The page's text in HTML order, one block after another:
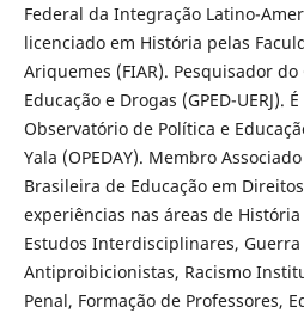
Federal da Integração Latino-
licenciado em História pelas
Ariquemes (FIAR). Pesquisador
Educação e Drogas (GPED-UERJ).
Observatório de Política e
Yala (OPEDAY). Membro
Brasileira de Educação em
experiências nas áreas de
Estudos Interdisciplinares, Guerra
Antiproibicionistas, Racismo
Penal, Formação de Professores,